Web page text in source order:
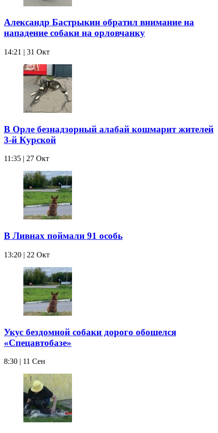
Александр Бастрыкин обратил внимание на
нападение собаки на орловчанку
14:21 | 31 Окт
В Орле безнадзорный алабай кошмарит жителей
3-й Курской
11:35 | 27 Окт
В Ливнах поймали 91 особь
13:20 | 22 Окт
Укус бездомной собаки дорого обошелся
«Спецавтобазе»
8:30 | 11 Сен